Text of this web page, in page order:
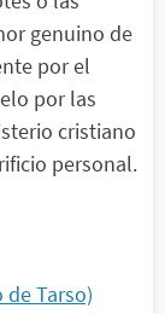
genuino de
por el
por las
cristiano
personal.
Tarso)